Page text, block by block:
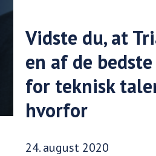
Vidste du, at
en af de
for teknisk
hvorfor
Udgivelsesdato:
24. august 2020